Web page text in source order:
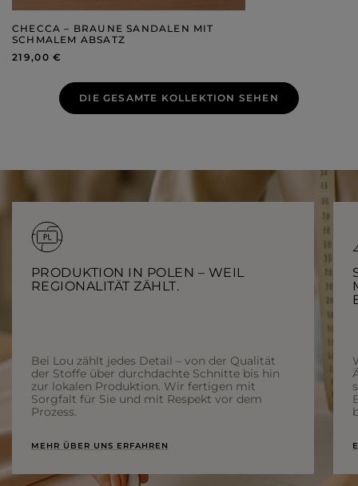
CHECCA – BRAUNE SANDALEN MIT
SCHMALEM ABSATZ
219,00 €
DIE GESAMTE KOLLEKTION SEHEN
PRODUKTION IN POLEN – WEIL
REGIONALITÄT ZÄHLT.
Bei Lou zählt jedes Detail – von der Qualität
der Stoffe über durchdachte Schnitte bis hin
zur lokalen Produktion. Wir fertigen mit
Sorgfalt für Sie und mit Respekt vor dem
Prozess.
MEHR ÜBER UNS ERFAHREN